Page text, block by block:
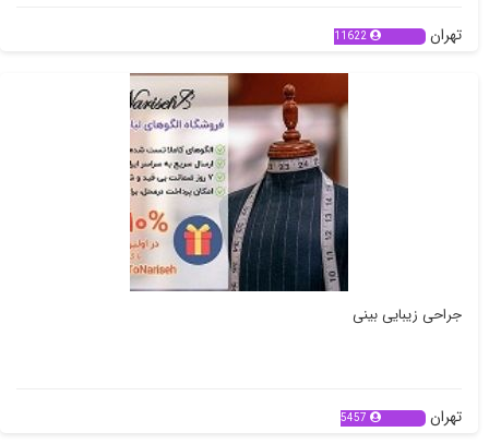
تهران 11622
جراحی زیبایی بینی
تهران 5457